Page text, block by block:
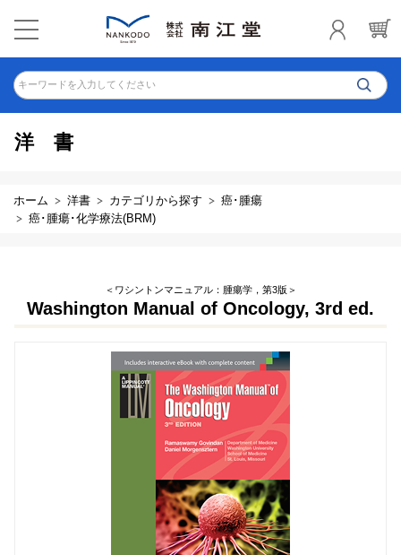
キーワードを入力してください
洋書
ホーム 洋書 カテゴリから探す
癌･腫瘍
癌･腫瘍･化学療法(BRM)
＜ワシントンマニュアル：腫瘍学，第3版＞
Washington Manual of Oncology, 3rd ed.